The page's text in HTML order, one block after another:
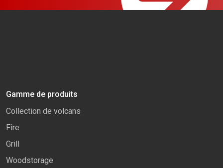
Gamme de produits
Collection de volcans
Fire
Grill
Woodstorage